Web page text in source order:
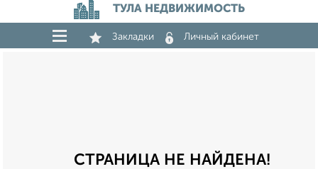
ТУЛА НЕДВИЖИМОСТЬ
Закладки Личный кабинет
СТРАНИЦА НЕ НАЙДЕНА!